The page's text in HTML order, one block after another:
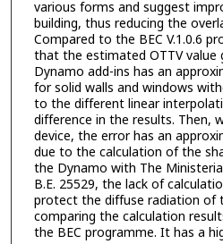
various forms and suggest
building, thus reducing the
Compared to the BEC V.1.0.6
that the estimated OTTV value
Dynamo add-ins has an
for solid walls and windows
to the different linear
difference in the results. Then,
device, the error has an
due to the calculation of the
the Dynamo with The
B.E. 25529, the lack of
protect the diffuse radiation of
comparing the calculation
the BEC programme. It has a